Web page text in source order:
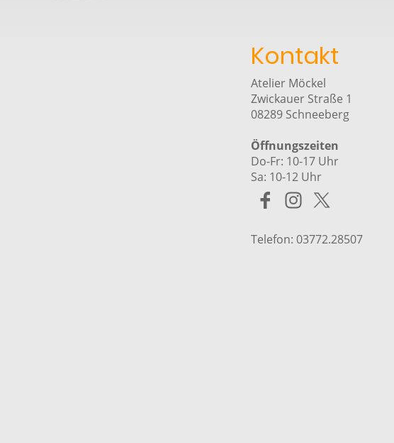
Kontakt
Atelier Möckel
Zwickauer Straße 1
08289 Schneeberg
Öffnungszeiten
Do-Fr: 10-17 Uhr
Sa: 10-12 Uhr
Telefon: 03772.28507